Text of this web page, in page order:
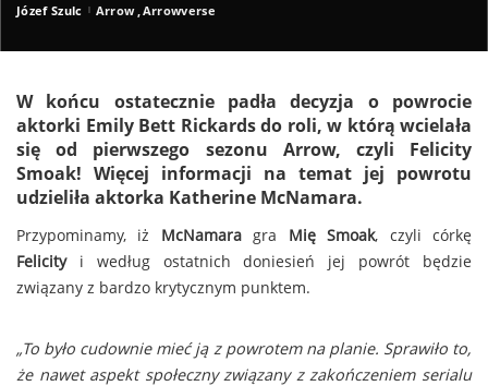
Posted
Józef Szulc Arrow Arrowverse
W końcu ostatecznie padła decyzja o powrocie
aktorki Emily Bett Rickardsdo roli, w którą wcielała
się od pierwszego sezonu Arrow, czyli Felicity
Smoak! Więcej informacji na temat jej powrotu
udzieliła aktorka Katherine McNamara.
Przypominamy, iż McNamaragra Mię Smoak, czyli córkę
Felicityi według ostatnich doniesień jej powrót będzie
związany z bardzo krytycznym punktem.
„To było cudownie mieć ją z powrotem na planie. Sprawiło to,
że nawet aspekt społeczny związany z zakończeniem serialu